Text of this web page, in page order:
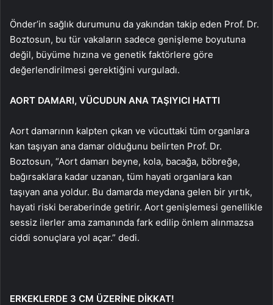
Önder’in sağlık durumunu da yakından takip eden Prof. Dr.
Boztosun, bu tür vakaların sadece genişleme boyutuna
değil, büyüme hızına ve genetik faktörlere göre
değerlendirilmesi gerektiğini vurguladı.
AORT DAMARI, VÜCUDUN ANA TAŞIYICI HATTI
Aort damarının kalpten çıkan ve vücuttaki tüm organlara
kan taşıyan ana damar olduğunu belirten Prof. Dr.
Boztosun, “Aort damarı beyne, kola, bacağa, böbreğe,
bağırsaklara kadar uzanan, tüm hayati organlara kan
taşıyan ana yoldur. Bu damarda meydana gelen bir yırtık,
hayati riski beraberinde getirir. Aort genişlemesi genellikle
sessiz ilerler ama zamanında fark edilip önlem alınmazsa
ciddi sonuçlara yol açar.” dedi.
ERKEKLERDE 3 CM ÜZERİNE DİKKAT!